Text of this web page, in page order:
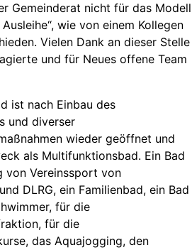
Gemeinderat nicht für das Modell
wie von einem Kollegen
Vielen Dank an dieser Stelle
und für Neues offene Team
ist nach Einbau des
und diverser
wieder geöffnet und
als Multifunktionsbad. Ein Bad
von Vereinssport von
DLRG, ein Familienbad, ein Bad
für die
für die
das Aquajogging, den